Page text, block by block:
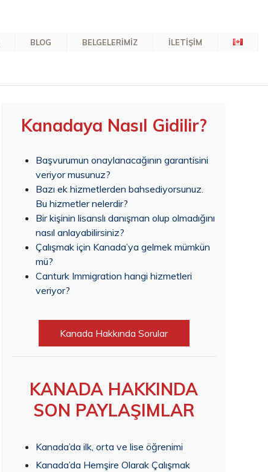
BLOG BELGELERİMİZ İLETİŞİM
Kanadaya Nasıl Gidilir?
Başvurumun onaylanacağının garantisini
veriyor musunuz?
Bazı ek hizmetlerden bahsediyorsunuz.
Bu hizmetler nelerdir?
Bir kişinin lisanslı danışman olup olmadığını
nasıl anlayabilirsiniz?
Çalışmak için Kanada’ya gelmek mümkün
mü?
Canturk Immigration hangi hizmetleri
veriyor?
Kanada Hakkında Sorular
KANADA HAKKINDA
SON PAYLAŞIMLAR
Kanada’da ilk, orta ve lise öğrenimi
Kanada’da Hemşire Olarak Çalışmak